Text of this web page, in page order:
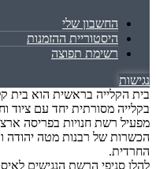
החשבון שלי
היסטוריית ההזמנות
רשימת תפוצה
נגישות
בית הקלייה בראשית הוא בית
בקלייה מסורתית יחד עם ציוד
מפעיל רשת חנויות בפריסה
הכשרות של רבנות מטה
החרדית.
להלן סניפי הרשת הנגישים